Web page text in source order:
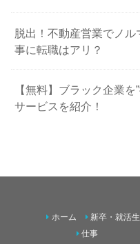
脱出！不動産営業でノ
事に転職はアリ？
【無料】ブラック企業
サービスを紹介！
ホーム 新卒・就活
仕事